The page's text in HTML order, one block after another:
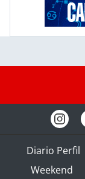
Diario Perfil
Weekend